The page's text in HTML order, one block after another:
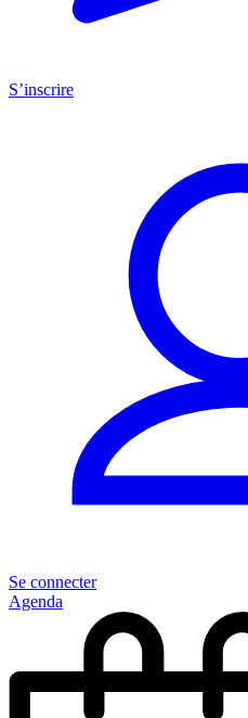
S’inscrire
Se connecter
Agenda